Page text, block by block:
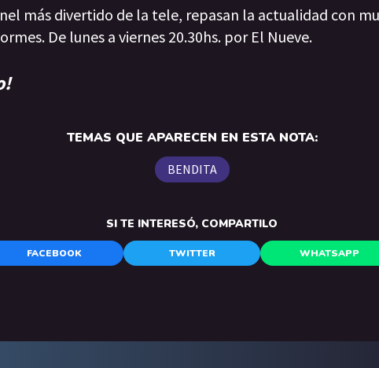
más divertido de la tele, repasan la actualidad con
De lunes a viernes 20.30hs. por El Nueve.
TEMAS QUE APARECEN EN ESTA NOTA:
BENDITA
SI TE INTERESÓ, COMPARTILO
FACEBOOK TWITTER WHATSAPP